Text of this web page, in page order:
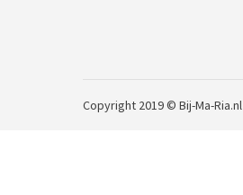
Copyright 2019 © Bij-Ma-Ria.nl